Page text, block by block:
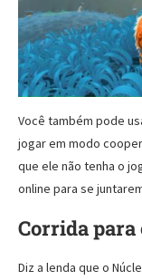
Você também pode
jogar em modo
que ele não tenha o
online para se
Corrida para
Diz a lenda que o